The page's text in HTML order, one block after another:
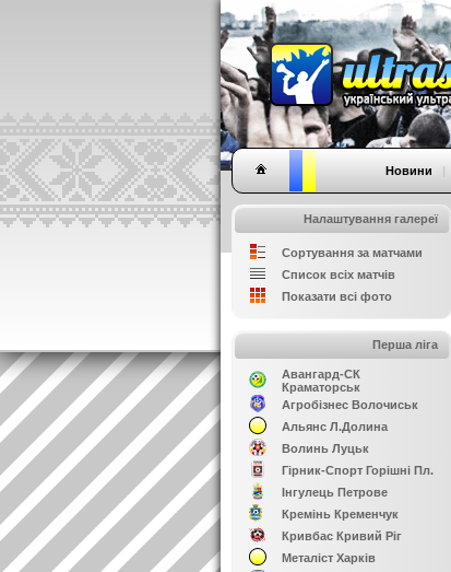
Новини |
Налаштування галереї
Сортування за матчами
Список всіх матчів
Показати всі фото
Перша ліга
Авангард-СК
Краматорськ
Агробізнес Волочиськ
Альянс Л.Долина
Волинь Луцьк
Гірник-Спорт Горішні Пл.
Інгулець Петрове
Кремінь Кременчук
Кривбас Кривий Ріг
Металіст Харків